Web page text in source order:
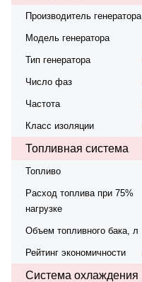
Производитель генератора
Модель генератора
Тип генератора
Число фаз
Частота
Класс изоляции
Топливная система
Топливо
Расход топлива при 75%
нагрузке
Объем топливного бака, л
Рейтинг экономичности
Система охлаждения